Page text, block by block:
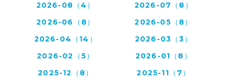
2026-08（4）
2026-07（8）
2026-06（8）
2026-05（8）
2026-04（14）
2026-03（3）
2026-02（5）
2026-01（8）
2025-12（8）
2025-11（7）